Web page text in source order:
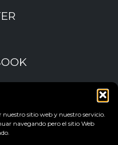
sitio web y nuestro servicio.
navegando pero el sitio Web